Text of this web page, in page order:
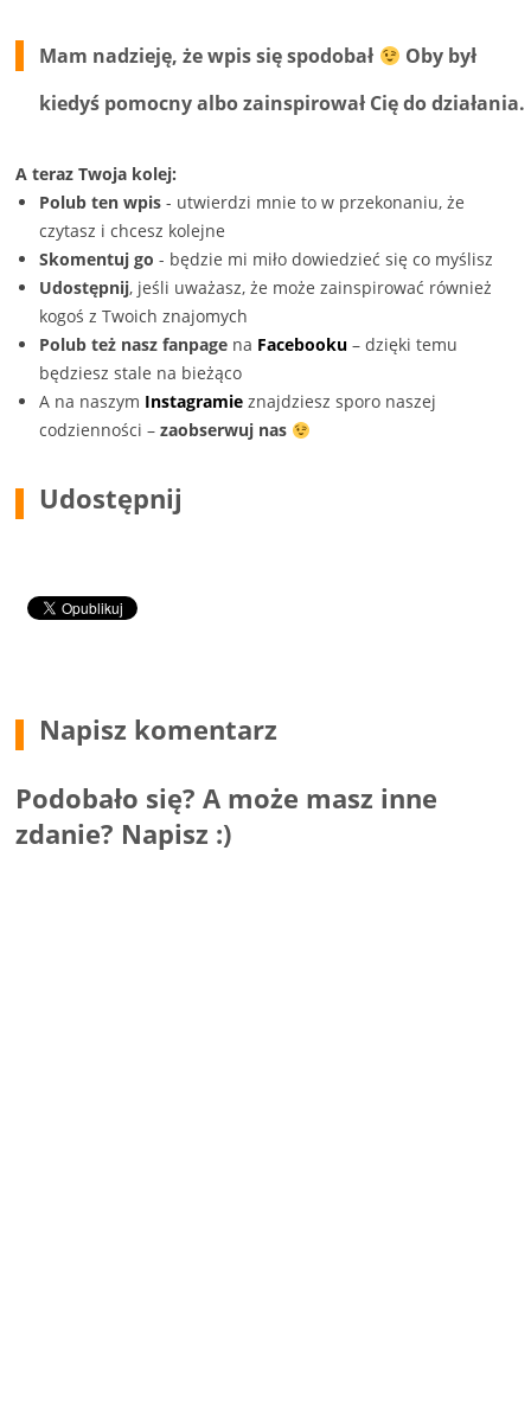
Mam nadzieję, że wpis się spodobał
Oby był
kiedyś pomocny albo zainspirował Cię do działania.
A teraz Twoja kolej:
Polub ten wpis - utwierdzi mnie to w przekonaniu, że
czytasz i chcesz kolejne
Skomentuj go - będzie mi miło dowiedzieć się co myślisz
Udostępnij, jeśli uważasz, że może zainspirować również
kogoś z Twoich znajomych
Polub też nasz fanpage na Facebooku – dzięki temu
będziesz stale na bieżąco
A na naszym Instagramie znajdziesz sporo naszej
codzienności –zaobserwuj nas
Udostępnij
Napisz komentarz
Podobało się? A może masz inne
zdanie? Napisz :)